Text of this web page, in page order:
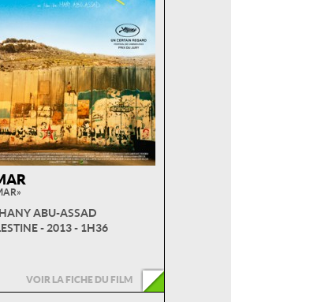
»
ABU-ASSAD
- 2013 - 1H36
VOIR LA FICHE DU FILM